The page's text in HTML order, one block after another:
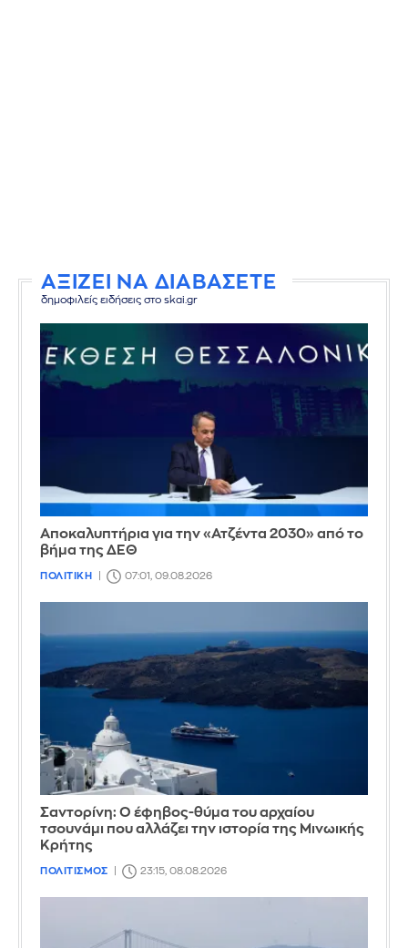
ΑΞΙΖΕΙ ΝΑ ΔΙΑΒΑΣΕΤΕ
δημοφιλείς ειδήσεις στο skai.gr
Αποκαλυπτήρια για την «Ατζέντα 2030» από το
βήμα της ΔΕΘ
ΠΟΛΙΤΙΚΗ 07:01, 09.08.2026
Σαντορίνη: Ο έφηβος-θύμα του αρχαίου
τσουνάμι που αλλάζει την ιστορία της Μινωικής
Κρήτης
ΠΟΛΙΤΙΣΜΟΣ 23:15, 08.08.2026